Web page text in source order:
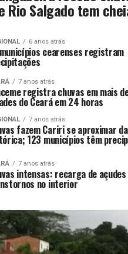
Rio Salgado tem
6 anos atrás
cearenses registram
7 anos atrás
registra chuvas em mais
do Ceará em 24 horas
7 anos atrás
fazem Cariri se aproximar
123 municípios têm
7 anos atrás
intensas: recarga de
no interior